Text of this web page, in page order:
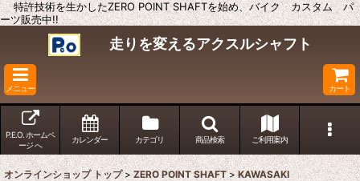
特許技術を生かしたZERO POINT SHAFTを始め、バイク カスタム パ
ーツ販売中!!
走りを変えるアクスルシャフト
メニュー カート
P.E.O. ホームペ
ージ へ
カレンダー カテゴリ 商品検索 ご利用案内
オンラインショップ トップ > ZERO POINT SHAFT > KAWASAKI